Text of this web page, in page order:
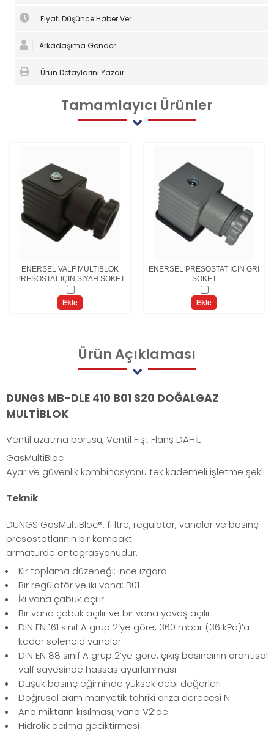
Fiyatı Düşünce Haber Ver
Arkadaşıma Gönder
Ürün Detaylarını Yazdır
Tamamlayıcı Ürünler
ENERSEL VALF MULTİBLOK
PRESOSTAT İÇİN SİYAH SOKET
Ekle
ENERSEL PRESOSTAT İÇİN GRİ
SOKET
Ekle
ÜrünAçıklaması
DUNGS MB-DLE 410 B01 S20 DOĞALGAZ
MULTİBLOK
Ventil uzatma borusu, Ventil Fişi, Flanş DAHİL
GasMultiBloc
Ayar ve güvenlik kombinasyonu tek kademeli işletme şekli
Teknik
DUNGS GasMultiBloc®, fi ltre, regülatör, vanalar ve basınç
presostatlarının bir kompakt
armatürde entegrasyonudur.
Kir toplama düzeneği: ince ızgara
Bir regülatör ve iki vana: B01
İki vana çabuk açılır
Bir vana çabuk açılır ve bir vana yavaş açılır
DIN EN 161 sınıf A grup 2’ye göre, 360 mbar (36 kPa)’a
kadar solenoid vanalar
DIN EN 88 sınıf A grup 2’ye göre, çıkış basıncının orantısal
valf sayesinde hassas ayarlanması
Düşük basınç eğiminde yüksek debi değerleri
Doğrusal akım manyetik tahriki arıza derecesi N
Ana miktarın kısılması, vana V2’de
Hidrolik açılma geciktirmesi